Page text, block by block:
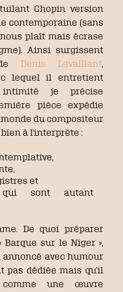
tuilant Chopin version
contemporaine (sans
plaît mais écrase
Ainsi surgissent
Denis Levaillant,
lequel il entretient
je précise
pièce expédie
du compositeur
à l’interprète :
et
qui sont autant
De quoi préparer
Barque sur le Niger »,
avec humour
pas dédiée mais qu’il
une œuvre